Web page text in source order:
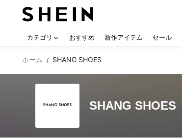
カテゴリ おすすめ 新作アイテム セール
ホーム / SHANG SHOES
SHANG SHOES